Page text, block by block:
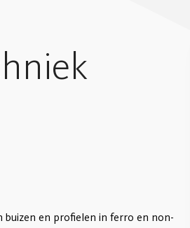
buizen en profielen in ferro en non-